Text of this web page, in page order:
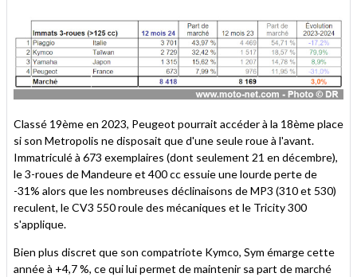
Classé 19ème en 2023, Peugeot pourrait accéder à la 18ème place
si son Metropolis ne disposait que d'une seule roue à l'avant.
Immatriculé à 673 exemplaires (dont seulement 21 en décembre),
le 3-roues de Mandeure et 400 cc essuie une lourde perte de
-31% alors que les nombreuses déclinaisons de MP3 (310 et 530)
reculent, le CV3 550 roule des mécaniques et le Tricity 300
s'applique.
Bien plus discret que son compatriote Kymco, Sym émarge cette
année à +4,7 %, ce qui lui permet de maintenir sa part de marché